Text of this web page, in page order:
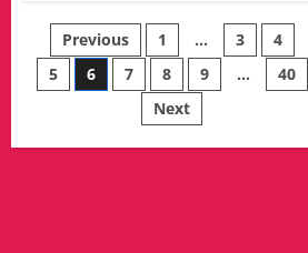
อุทัย
ธร
รมา
นุ
วัตร
วิทยา
ได้
ทุน
Posts
pagination
Previous 1 … 3
4
5
6 7 8 9 …
40
Next